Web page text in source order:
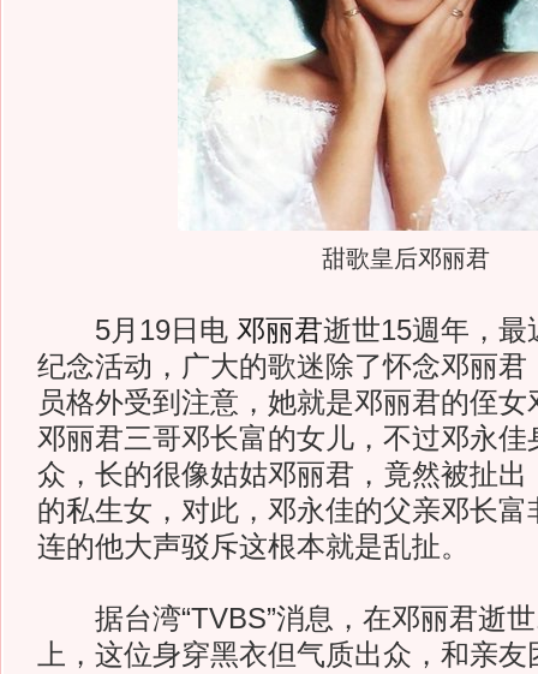
甜歌皇后邓丽君
5月19日电 邓丽君逝世15週年，最
纪念活动，广大的歌迷除了怀念邓丽君
员格外受到注意，她就是邓丽君的侄
邓丽君三哥邓长富的女儿，不过邓永佳
众，长的很像姑姑邓丽君，竟然被扯出
的私生女，对此，邓永佳的父亲邓长富
连的他大声驳斥这根本就是乱扯。
据台湾“TVBS”消息，在邓丽君逝世
上，这位身穿黑衣但气质出众，和亲